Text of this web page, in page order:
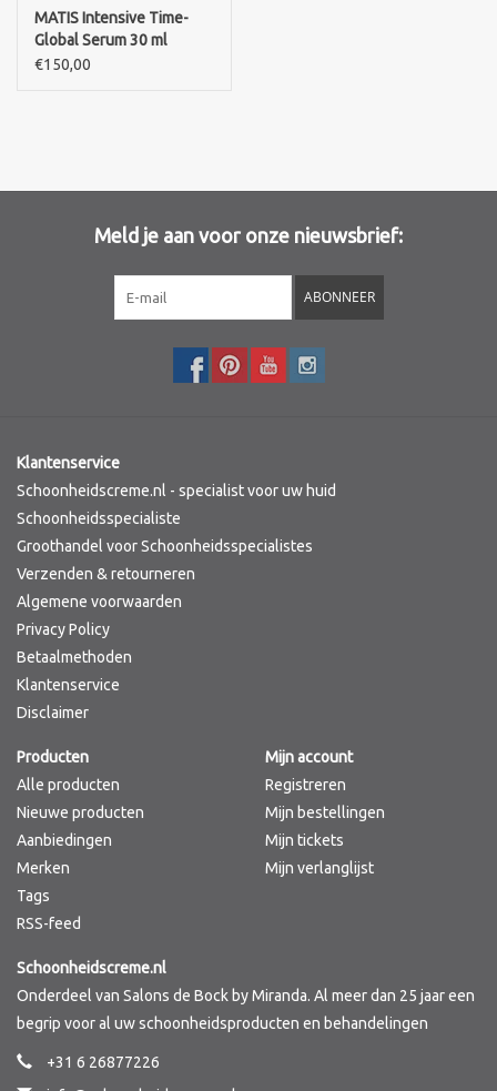
MATIS Intensive Time-
Global Serum 30 ml
€150,00
Meld je aan voor onze nieuwsbrief:
ABONNEER
Klantenservice
Schoonheidscreme.nl - specialist voor uw huid
Schoonheidsspecialiste
Groothandel voor Schoonheidsspecialistes
Verzenden & retourneren
Algemene voorwaarden
Privacy Policy
Betaalmethoden
Klantenservice
Disclaimer
Producten
Alle producten
Nieuwe producten
Aanbiedingen
Merken
Tags
RSS-feed
Mijn account
Registreren
Mijn bestellingen
Mijn tickets
Mijn verlanglijst
Schoonheidscreme.nl
Onderdeel van Salons de Bock by Miranda. Al meer dan 25 jaar een
begrip voor al uw schoonheidsproducten en behandelingen
+31 6 26877226